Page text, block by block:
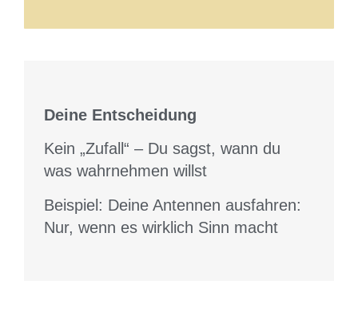
Deine Entscheidung
Kein „Zufall“ – Du sagst, wann du
was wahrnehmen willst
Beispiel: Deine Antennen ausfahren:
Nur, wenn es wirklich Sinn macht